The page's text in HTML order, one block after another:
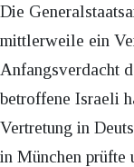
Die
mittlerweile ein
Anfangsverdacht
betroffene Israeli
Vertretung in
in München prüfte